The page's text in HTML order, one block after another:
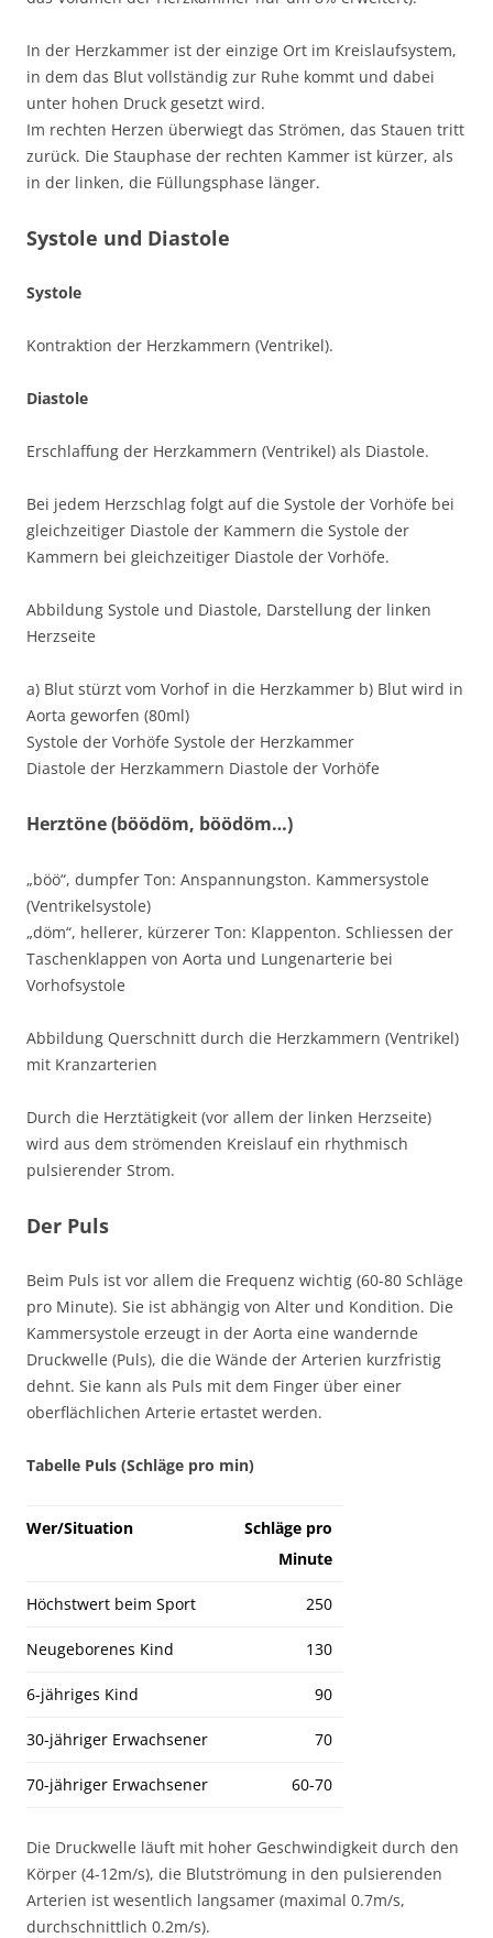
In der Herzkammer ist der einzige Ort im Kreislaufsystem,
in dem das Blut vollständig zur Ruhe kommt und dabei
unter hohen Druck gesetzt wird.
Im rechten Herzen überwiegt das Strömen, das Stauen tritt
zurück. Die Stauphase der rechten Kammer ist kürzer, als
in der linken, die Füllungsphase länger.
Systole und Diastole
Systole
Kontraktion der Herzkammern (Ventrikel).
Diastole
Erschlaffung der Herzkammern (Ventrikel) als Diastole.
Bei jedem Herzschlag folgt auf die Systole der Vorhöfe bei
gleichzeitiger Diastole der Kammern die Systole der
Kammern bei gleichzeitiger Diastole der Vorhöfe.
Abbildung Systole und Diastole, Darstellung der linken
Herzseite
a) Blut stürzt vom Vorhof in die Herzkammer b) Blut wird in
Aorta geworfen (80ml)
Systole der Vorhöfe Systole der Herzkammer
Diastole der Herzkammern Diastole der Vorhöfe
Herztöne (böödöm, böödöm…)
„böö“, dumpfer Ton: Anspannungston. Kammersystole
(Ventrikelsystole)
„döm“, hellerer, kürzerer Ton: Klappenton. Schliessen der
Taschenklappen von Aorta und Lungenarterie bei
Vorhofsystole
Abbildung Querschnitt durch die Herzkammern (Ventrikel)
mit Kranzarterien
Durch die Herztätigkeit (vor allem der linken Herzseite)
wird aus dem strömenden Kreislauf ein rhythmisch
pulsierender Strom.
Der Puls
Beim Puls ist vor allem die Frequenz wichtig (60-80 Schläge
pro Minute). Sie ist abhängig von Alter und Kondition. Die
Kammersystole erzeugt in der Aorta eine wandernde
Druckwelle (Puls), die die Wände der Arterien kurzfristig
dehnt. Sie kann als Puls mit dem Finger über einer
oberflächlichen Arterie ertastet werden.
Tabelle Puls (Schläge pro min)
Wer/Situation
Schläge pro
Minute
Höchstwert beim Sport 250
Neugeborenes Kind 130
6-jähriges Kind 90
30-jähriger Erwachsener 70
70-jähriger Erwachsener 60-70
Die Druckwelle läuft mit hoher Geschwindigkeit durch den
Körper (4-12m/s), die Blutströmung in den pulsierenden
Arterien ist wesentlich langsamer (maximal 0.7m/s,
durchschnittlich 0.2m/s).